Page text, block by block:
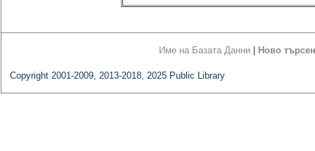
Име на Базата Данни Ново
Copyright 2001-2009, 2013-2018, 2025 Public Library